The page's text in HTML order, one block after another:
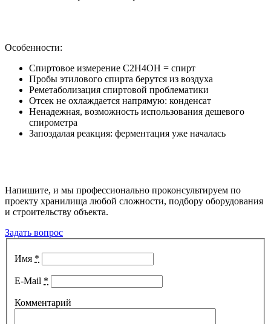
Особенности:
Спиртовое измерение С2H4OH = спирт
Пробы этилового спирта берутся из воздуха
Реметаболизация спиртовой проблематики
Отсек не охлаждается напрямую: конденсат
Ненадежная, возможность использования дешевого
спирометра
Запоздалая реакция: ферментация уже началась
Напишите, и мы профессионально проконсультируем по
проекту хранилища любой сложности, подбору оборудования
и строительству объекта.
Задать вопрос
Имя *
E-Mail *
Комментарий